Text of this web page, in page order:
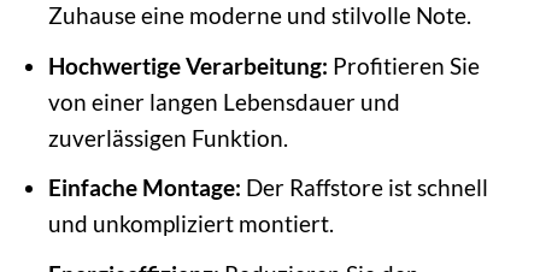
Zuhause eine moderne und stilvolle Note.
Hochwertige Verarbeitung: Profitieren Sie
von einer langen Lebensdauer und
zuverlässigen Funktion.
Einfache Montage: Der Raffstore ist schnell
und unkompliziert montiert.